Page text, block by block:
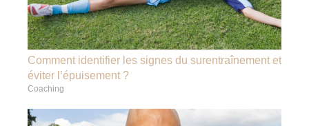
Comment identifier les signes du surentraînement et
éviter l’épuisement ?
Coaching